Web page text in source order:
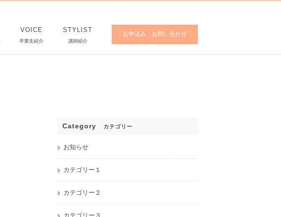
VOICE
卒業生紹介
STYLIST
講師紹介
CONTACT
お申込み・お問い合わせ
Category カテゴリー
お知らせ
カテゴリー１
カテゴリー２
カテゴリー３